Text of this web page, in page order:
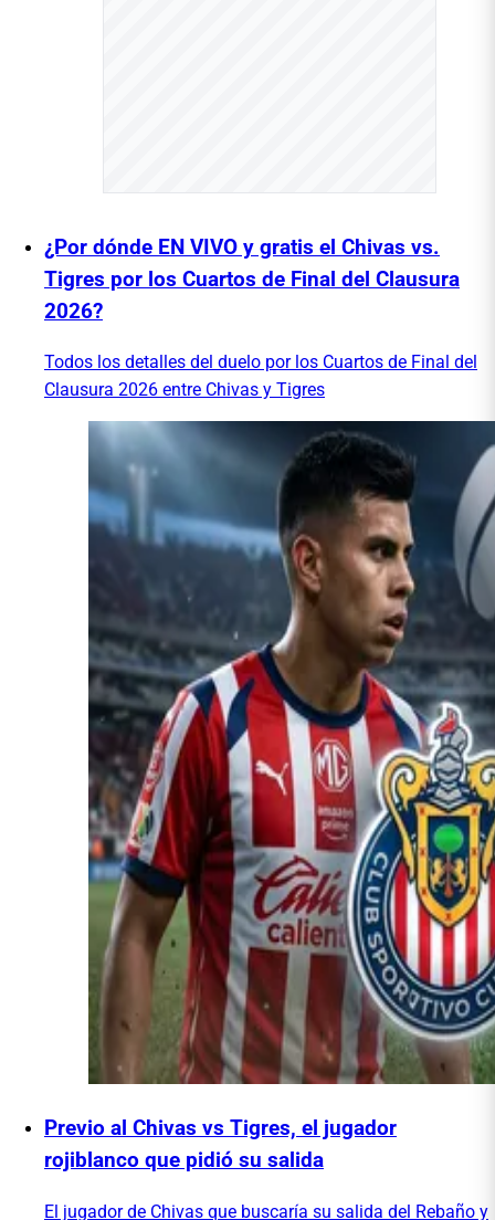
¿Por dónde EN VIVO y gratis el Chivas vs.
Tigres por los Cuartos de Final del Clausura
2026?
Todos los detalles del duelo por los Cuartos de Final del
Clausura 2026 entre Chivas y Tigres
Previo al Chivas vs Tigres, el jugador
rojiblanco que pidió su salida
El jugador de Chivas que buscaría su salida del Rebaño y